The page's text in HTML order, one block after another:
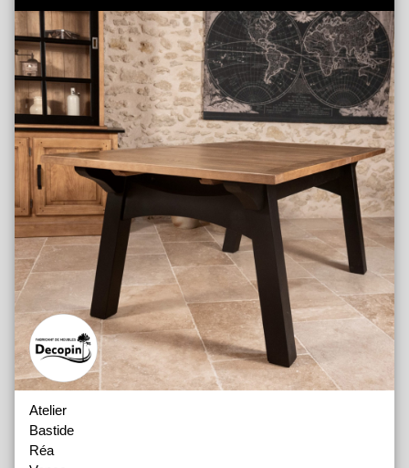
Atelier
Bastide
Réa